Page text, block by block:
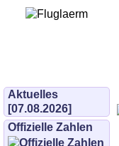
Aktuelles
[07.08.2026]
Offizielle Zahlen